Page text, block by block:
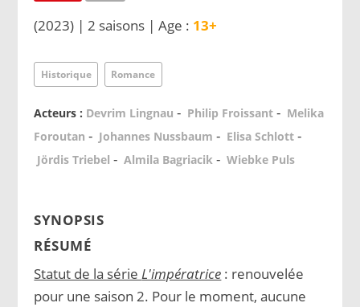
(2023) | 2 saisons | Age : 13+
Historique Romance
Acteurs : Devrim Lingnau - Philip Froissant - Melika
Foroutan - Johannes Nussbaum - Elisa Schlott -
Jördis Triebel - Almila Bagriacik - Wiebke Puls
SYNOPSIS
RÉSUMÉ
Statut de la sérieL'impératrice : renouvelée
pour une saison 2. Pour le moment, aucune